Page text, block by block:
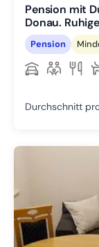
Pension mit
Donau.
Pension
Durchschnitt